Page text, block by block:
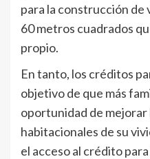
para la construcción de
60 metros cuadrados
propio.
En tanto, los créditos
objetivo de que más
oportunidad de mejorar
habitacionales de su
el acceso al crédito